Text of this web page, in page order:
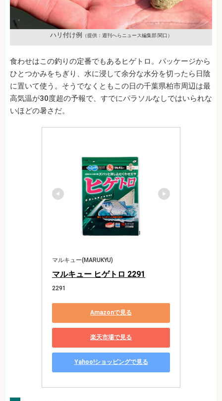
ハリ付け例 （提供：週刊へらニュース編集部 関口）
食わせはこの釣りの定番でもあるヒゲトロ。パッケージから
ひとつかみをちぎり、水に浸して余分な水分を切ったら日陰
に置いて使う。そうでなくともこの日の千葉県柏市周辺は最
高気温が30度超の予報で、すでにパラソルなしではいられな
いほどの暑さだ。
マルキュー(MARUKYU)
マルキュー ヒゲトロ 2291
2291
Amazonで見る
楽天市場で見る
Yahoo!ショッピングで見る